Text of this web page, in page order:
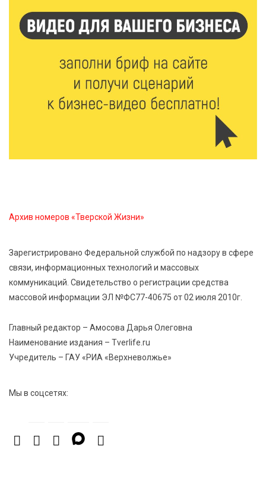
День рождения Светофора: в детском саду № 6
прошел необычный урок безопасности
Тверские «Романтики» покорили Витебск своей
хореографией
Виталий Королев наградил строителей и
анонсировал новые проекты
Архив номеров «Тверской Жизни»
Зарегистрировано Федеральной службой по надзору в сфере
связи, информационных технологий и массовых
коммуникаций. Свидетельство о регистрации средства
массовой информации ЭЛ №ФС77-40675 от 02 июля 2010г.
Главный редактор – Амосова Дарья Олеговна
Наименование издания – Tverlife.ru
Учредитель – ГАУ «РИА «Верхневолжье»
Мы в соцсетях: